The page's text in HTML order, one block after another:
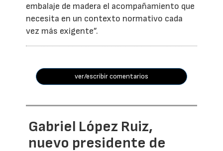
embalaje de madera el acompañamiento que
necesita en un contexto normativo cada
vez más exigente”.
ver/escribir comentarios
Gabriel López Ruiz,
nuevo presidente de